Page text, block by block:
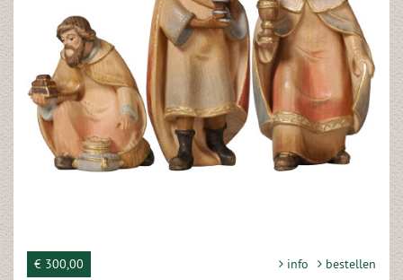
€ 300,00 info bestellen